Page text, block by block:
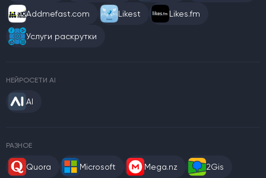
Addmefast.com Likest Likes.fm
Услуги раскрутки
НЕЙРОСЕТИ AI
AI
РАЗНОЕ
Quora Microsoft Mega.nz 2Gis